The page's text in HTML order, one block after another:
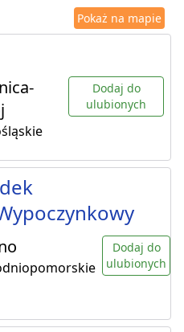
Pokaż na mapie
Dodaj do
ulubionych
Dodaj do
ulubionych